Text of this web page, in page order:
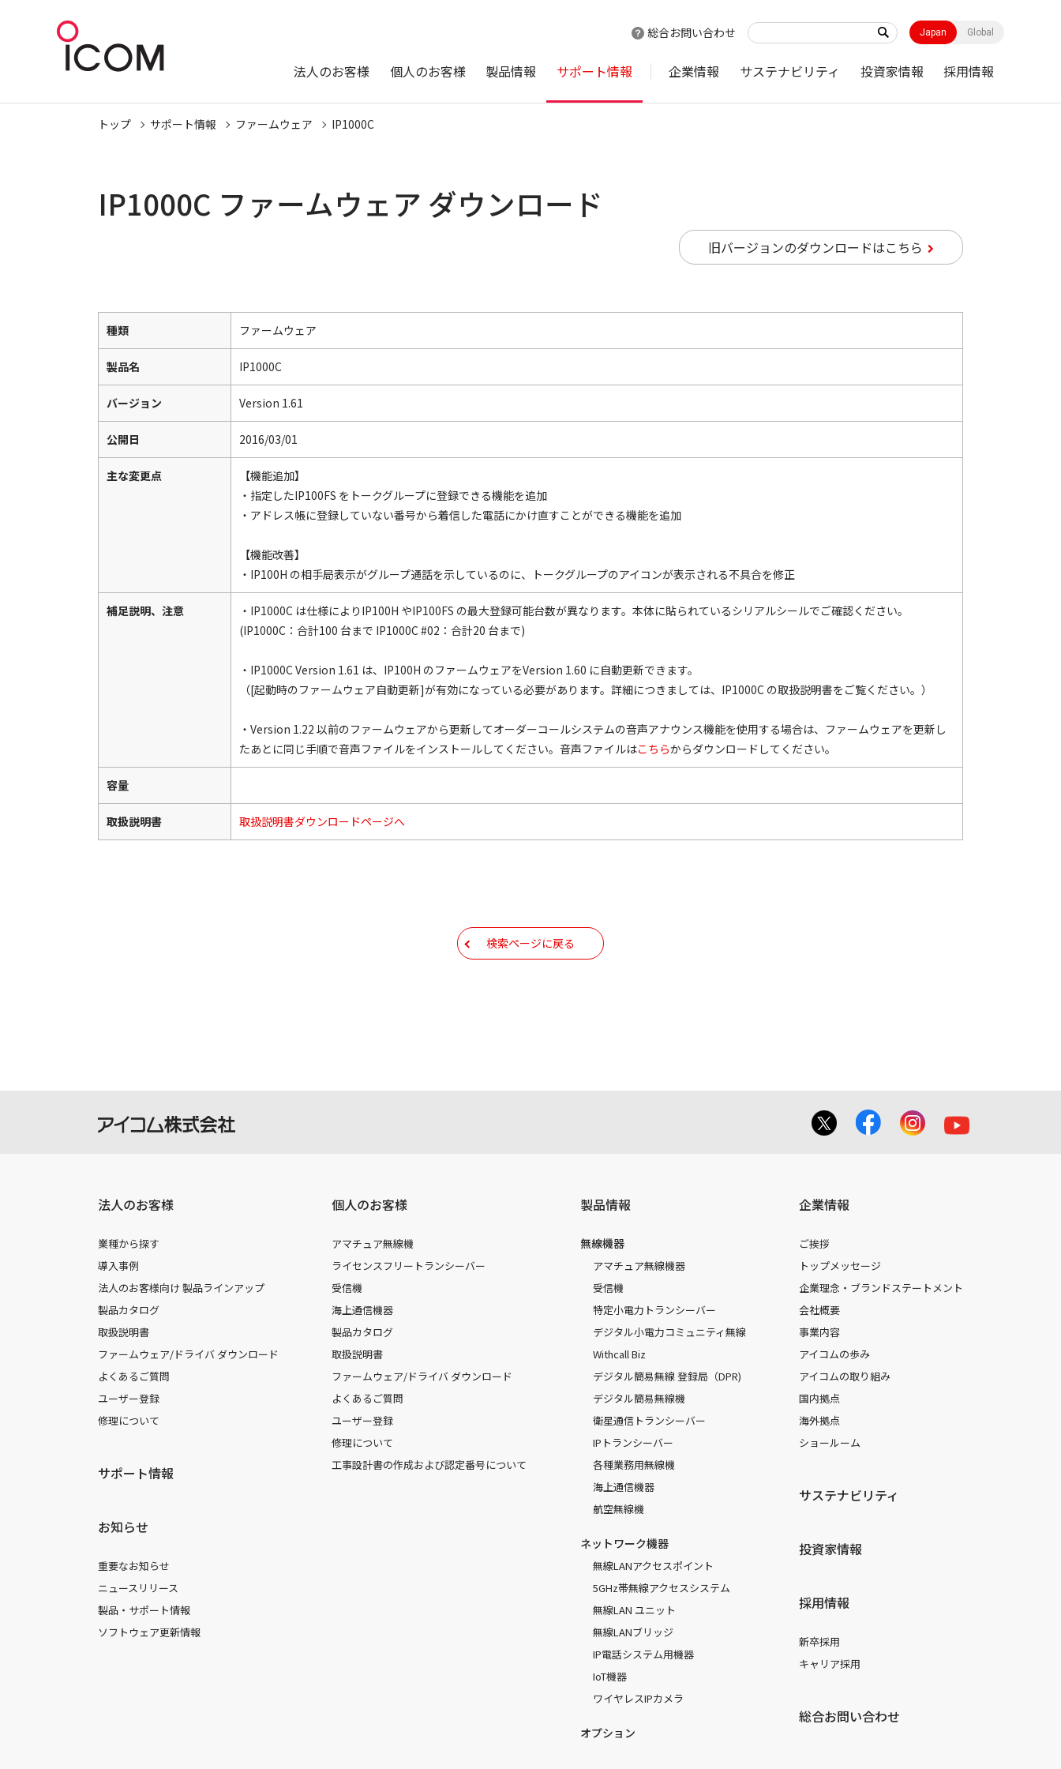
総合お問い合わせ Japan Global
法人のお客様 個人のお客様 製品情報 サポート情報 企業情報 サステナビリティ 投資家情報 採用情報
トップ サポート情報 ファームウェア IP1000C
IP1000C ファームウェア ダウンロード
旧バージョンのダウンロードはこちら
種類 ファームウェア
製品名 IP1000C
バージョン Version 1.61
公開日 2016/03/01
主な変更点
【機能追加】
・指定したIP100FS をトークグループに登録できる機能を追加
・アドレス帳に登録していない番号から着信した電話にかけ直すことができる機能を追加
【機能改善】
・IP100H の相手局表示がグループ通話を示しているのに、トークグループのアイコンが表示される不具合を修正
補足説明、注意
・IP1000C は仕様によりIP100H やIP100FS の最大登録可能台数が異なります。本体に貼られているシリアルシールでご確認ください。
(IP1000C：合計100 台まで IP1000C #02：合計20 台まで)
・IP1000C Version 1.61 は、IP100H のファームウェアをVersion 1.60 に自動更新できます。
（[起動時のファームウェア自動更新]が有効になっている必要があります。詳細につきましては、IP1000C の取扱説明書をご覧ください。）
・Version 1.22 以前のファームウェアから更新してオーダーコールシステムの音声アナウンス機能を使用する場合は、ファームウェアを更新し
たあとに同じ手順で音声ファイルをインストールしてください。音声ファイルはこちらからダウンロードしてください。
容量
取扱説明書 取扱説明書ダウンロードページへ
検索ページに戻る
法人のお客様
業種から探す
導入事例
法人のお客様向け 製品ラインアップ
製品カタログ
取扱説明書
ファームウェア/ドライバ ダウンロード
よくあるご質問
ユーザー登録
修理について
サポート情報
お知らせ
重要なお知らせ
ニュースリリース
製品・サポート情報
ソフトウェア更新情報
個人のお客様
アマチュア無線機
ライセンスフリートランシーバー
受信機
海上通信機器
製品カタログ
取扱説明書
ファームウェア/ドライバ ダウンロード
よくあるご質問
ユーザー登録
修理について
工事設計書の作成および認定番号について
製品情報
無線機器
アマチュア無線機器
受信機
特定小電力トランシーバー
デジタル小電力コミュニティ無線
Withcall Biz
デジタル簡易無線 登録局（DPR)
デジタル簡易無線機
衛星通信トランシーバー
IPトランシーバー
各種業務用無線機
海上通信機器
航空無線機
ネットワーク機器
無線LANアクセスポイント
5GHz帯無線アクセスシステム
無線LAN ユニット
無線LANブリッジ
IP電話システム用機器
IoT機器
ワイヤレスIPカメラ
オプション
企業情報
ご挨拶
トップメッセージ
企業理念・ブランドステートメント
会社概要
事業内容
アイコムの歩み
アイコムの取り組み
国内拠点
海外拠点
ショールーム
サステナビリティ
投資家情報
採用情報
新卒採用
キャリア採用
総合お問い合わせ